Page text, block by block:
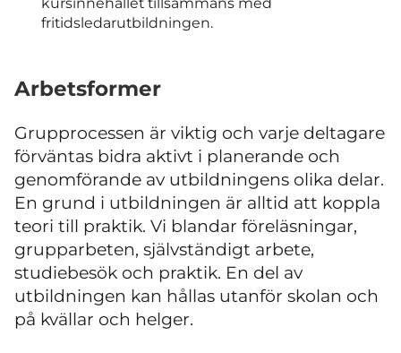
fritidsledarutbildningen.
Arbetsformer
Grupprocessen är viktig och varje deltagare
förväntas bidra aktivt i planerande och
genomförande av utbildningens olika delar.
En grund i utbildningen är alltid att koppla
teori till praktik. Vi blandar föreläsningar,
grupparbeten, självständigt arbete,
studiebesök och praktik. En del av
utbildningen kan hållas utanför skolan och
på kvällar och helger.